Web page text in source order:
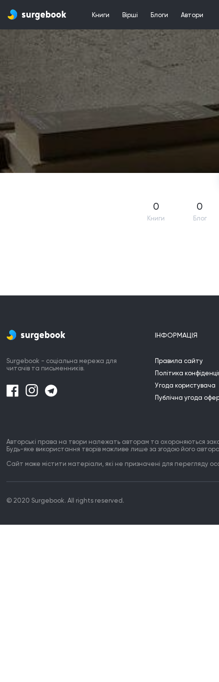
Книги Вірші Блоги Автори
0
Книги
0
Блог
Surgebook - соціальна мережа для
читачів та письменників.
ІНФОРМАЦІЯ
Правила сайту
Політика
Угода користувача
Публічна угода
Авторські права на твори належать авторам та охороняються
Будь-яке використання творів можливе лише за згодою його
Сайт може містити матеріали, які не призначені для перегляду
© 2020 Surgebook. All rights reserved.